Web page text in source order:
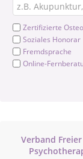
Zertifizierte
Soziales Honorar
Fremdsprache
Online-
Verband